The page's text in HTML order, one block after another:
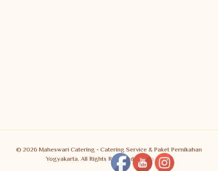
© 2026 Maheswari Catering - Catering Service & Paket Pernikahan
Yogyakarta. All Rights Reserved.
Muffin group